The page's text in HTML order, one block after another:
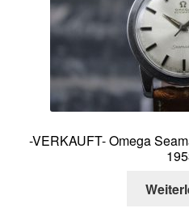
-VERKAUFT- Omega